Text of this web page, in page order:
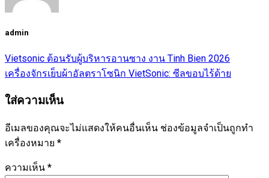
admin
Vietsonic ต้อนรับผู้บริหารอานซาง งาน Tinh Bien 2026
เครื่องจักรเย็บผ้าอัลตราโซนิก VietSonic: ซีลขอบไร้ด้าย
ใส่ความเห็น
อีเมลของคุณจะไม่แสดงให้คนอื่นเห็น ช่องข้อมูลจำเป็นถูกทำ
เครื่องหมาย *
ความเห็น *